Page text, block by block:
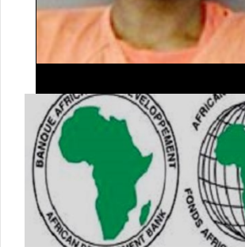
L’Antenne régionale de Kédougou de la
lutte contre le trafic de migrants et pratiques
a ...